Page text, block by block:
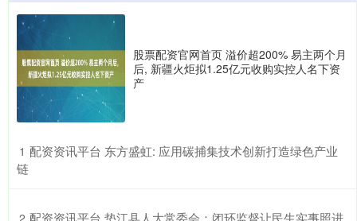
股票配资官网首页 溢价超200% 易主两个月
后, 新疆火炬拟1.25亿元收购实控人名下资
产
1 ​配资资讯平台 东方盛虹: 应用碳捕集技术创新打造绿色产业
链
​配资资讯平台 垫江县人大常委会：闭环监督让民生实事照进